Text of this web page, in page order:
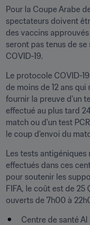
Pour la Coupe Arabe
spectateurs doivent
des vaccins
seront pas tenus de
COVID-19.
Le protocole COVID-
de moins de 12 ans
fournir la preuve d'un
effectué au plus tard
match ou d'un test
le coup d'envoi du
Les tests antigéniques
effectués dans ces
pour soutenir les
FIFA, le coût est de
ouverts de 7h00 à
Centre de santé Al